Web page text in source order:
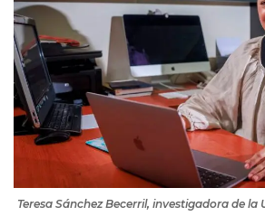
Teresa Sánchez Becerril, investigadora de la